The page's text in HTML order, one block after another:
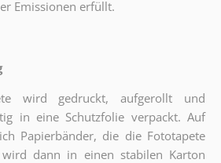
Emissionen erfüllt.
wird gedruckt, aufgerollt und
in eine Schutzfolie verpackt. Auf
Papierbänder, die die Fototapete
dann in einen stabilen Karton